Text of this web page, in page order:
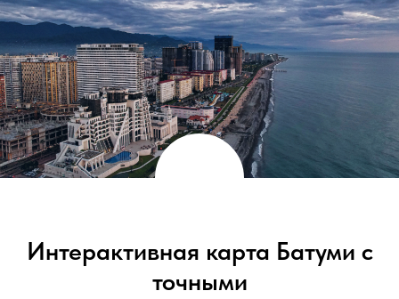
Интерактивная карта Батуми с
точными